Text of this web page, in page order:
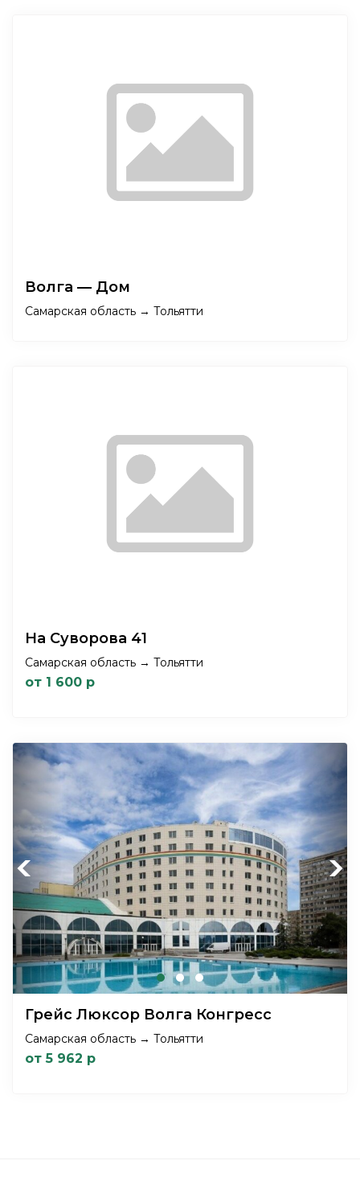
Волга — Дом
Самарская область → Тольятти
На Суворова 41
Самарская область → Тольятти
от 1 600 р
Previous Next
Грейс Люксор Волга Конгресс
Самарская область → Тольятти
от 5 962 р